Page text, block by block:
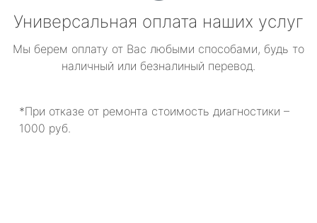
Универсальная оплата наших услуг
Мы берем оплату от Вас любыми способами, будь то
наличный или безналиный перевод.
*При отказе от ремонта стоимость диагностики –
1000 руб.